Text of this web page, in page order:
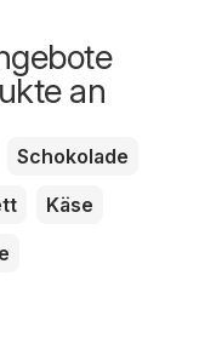
an
Schokolade
Käse